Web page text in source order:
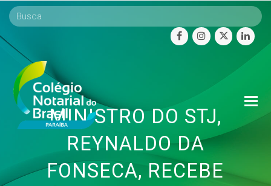
facebookinstagram
twitter
MINISTRO DO STJ,
REYNALDO DA
FONSECA, RECEBE